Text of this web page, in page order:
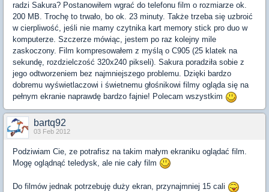
radzi Sakura? Postanowiłem wgrać do telefonu film o rozmiarze ok.
200 MB. Trochę to trwało, bo ok. 23 minuty. Także trzeba się uzbroić
w cierpliwość, jeśli nie mamy czytnika kart memory stick pro duo w
komputerze. Szczerze mówiąc, jestem po raz kolejny mile
zaskoczony. Film kompresowałem z myślą o C905 (25 klatek na
sekundę, rozdzielczość 320x240 pikseli). Sakura poradziła sobie z
jego odtworzeniem bez najmniejszego problemu. Dzięki bardzo
dobremu wyświetlaczowi i świetnemu głośnikowi filmy ogląda się na
pełnym ekranie naprawdę bardzo fajnie! Polecam wszystkim
bartq92
03 Feb 2012
Podziwiam Cie, ze potrafisz na takim małym ekraniku oglądać film.
Mogę oglądnąć teledysk, ale nie cały film
Do filmów jednak potrzebuję duży ekran, przynajmniej 15 cali